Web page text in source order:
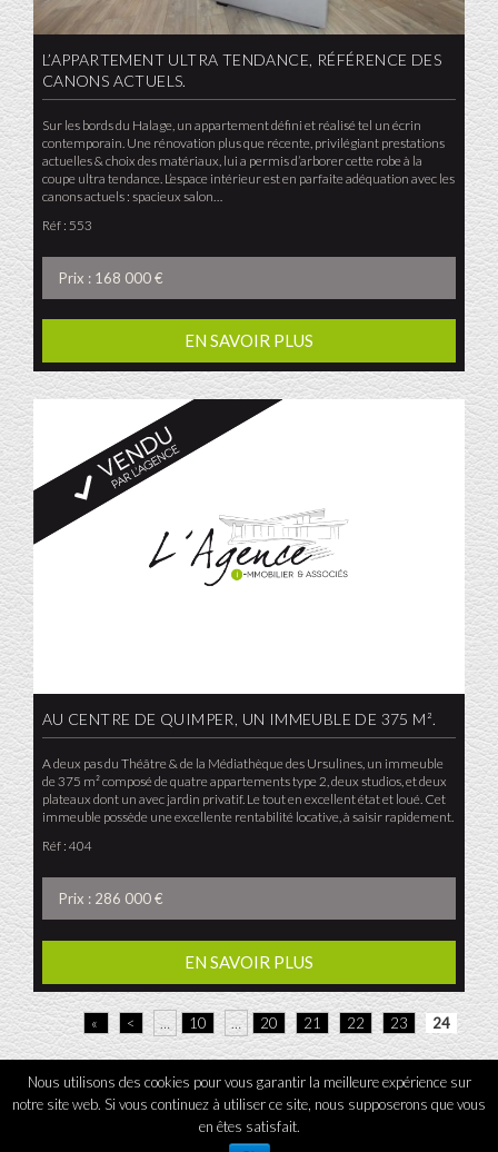
L’APPARTEMENT ULTRA TENDANCE, RÉFÉRENCE DES
CANONS ACTUELS.
Sur les bords du Halage, un appartement défini et réalisé tel un écrin
contemporain. Une rénovation plus que récente, privilégiant prestations
actuelles & choix des matériaux, lui a permis d’arborer cette robe à la
coupe ultra tendance. L’espace intérieur est en parfaite adéquation avec les
canons actuels : spacieux salon…
Réf : 553
Prix : 168 000 €
EN SAVOIR PLUS
AU CENTRE DE QUIMPER, UN IMMEUBLE DE 375 M².
A deux pas du Théâtre & de la Médiathèque des Ursulines, un immeuble
de 375 m² composé de quatre appartements type 2, deux studios, et deux
plateaux dont un avec jardin privatif. Le tout en excellent état et loué. Cet
immeuble possède une excellente rentabilité locative, à saisir rapidement.
Réf : 404
Prix : 286 000 €
EN SAVOIR PLUS
« < … 10 … 20 21 22 23 24
L'Agence tous droits réservés 2026 - Mentions légales - Contact
Nous utilisons des cookies pour vous garantir la meilleure expérience sur
notre site web. Si vous continuez à utiliser ce site, nous supposerons que vous
en êtes satisfait.